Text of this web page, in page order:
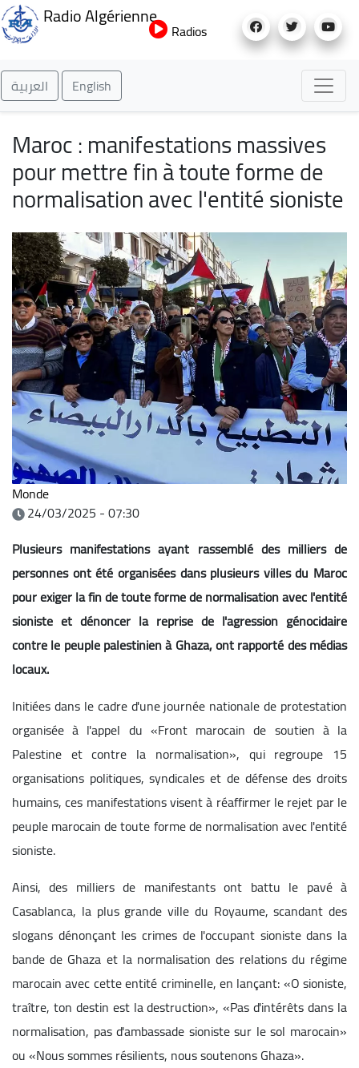
au
Radio Algérienne
Radios
العربية English
Maroc : manifestations massives
pour mettre fin à toute forme de
normalisation avec l'entité sioniste
Monde
24/03/2025 - 07:30
Plusieurs manifestations ayant rassemblé des milliers de
personnes ont été organisées dans plusieurs villes du Maroc
pour exiger la fin de toute forme de normalisation avec l'entité
sioniste et dénoncer la reprise de l'agression génocidaire
contre le peuple palestinien à Ghaza, ont rapporté des médias
locaux.
Initiées dans le cadre d'une journée nationale de protestation
organisée à l'appel du «Front marocain de soutien à la
Palestine et contre la normalisation», qui regroupe 15
organisations politiques, syndicales et de défense des droits
humains, ces manifestations visent à réaffirmer le rejet par le
peuple marocain de toute forme de normalisation avec l'entité
sioniste.
Ainsi, des milliers de manifestants ont battu le pavé à
Casablanca, la plus grande ville du Royaume, scandant des
slogans dénonçant les crimes de l'occupant sioniste dans la
bande de Ghaza et la normalisation des relations du régime
marocain avec cette entité criminelle, en lançant: «O sioniste,
traître, ton destin est la destruction», «Pas d'intérêts dans la
normalisation, pas d'ambassade sioniste sur le sol marocain»
ou «Nous sommes résilients, nous soutenons Ghaza».